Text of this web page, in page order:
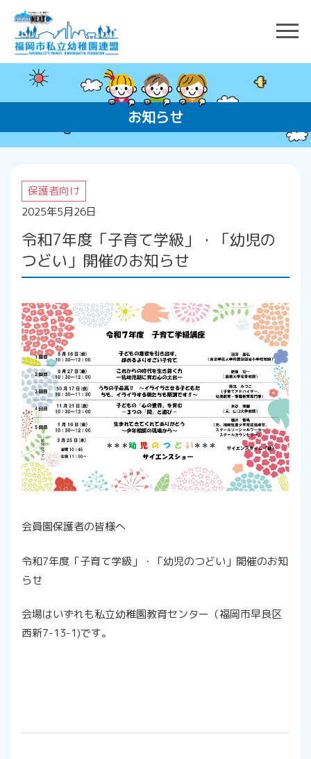
お知らせ
保護者向け
2025年5月26日
令和7年度「子育て学級」・「幼児の
つどい」開催のお知らせ
会員園保護者の皆様へ
令和7年度「子育て学級」・「幼児のつどい」開催のお知
らせ
会場はいずれも私立幼稚園教育センター（福岡市早良区
西新7-13-1)です。